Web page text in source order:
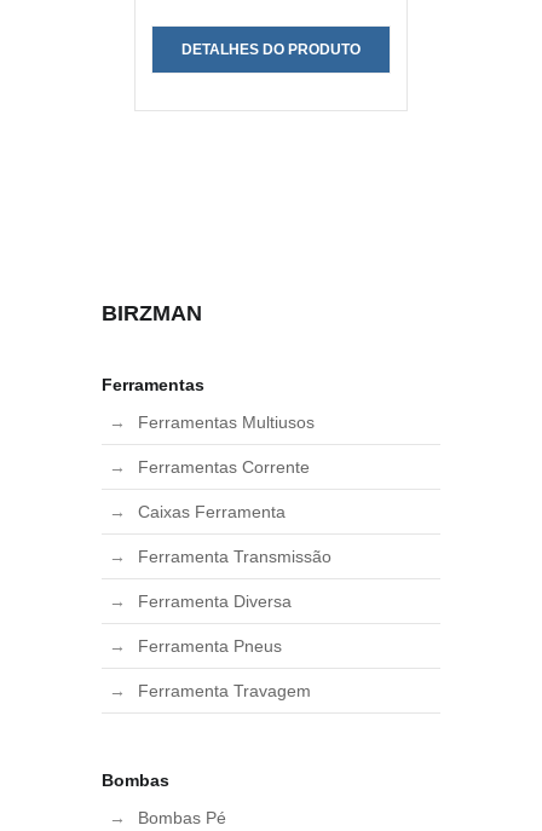
DETALHES DO PRODUTO
BIRZMAN
Ferramentas
Ferramentas Multiusos
Ferramentas Corrente
Caixas Ferramenta
Ferramenta Transmissão
Ferramenta Diversa
Ferramenta Pneus
Ferramenta Travagem
Bombas
Bombas Pé